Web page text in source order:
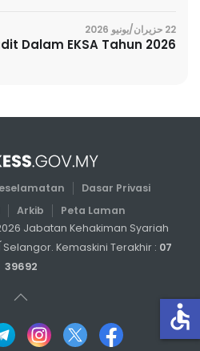
22 حزيران/يونيو 2026
Dalam EKSA Tahun 2026
Dasar Privasi
Peta Laman
Arkib
Jabatan Kehakiman Syariah
Selangor. Kemaskini Terakhir : 07 آب 2026
39692
accessible